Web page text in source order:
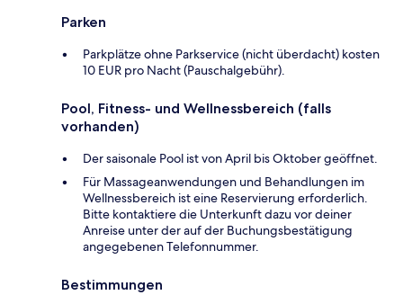
Parken
Parkplätze ohne Parkservice (nicht überdacht) kosten
10 EUR pro Nacht (Pauschalgebühr).
Pool, Fitness- und Wellnessbereich (falls
vorhanden)
Der saisonale Pool ist von April bis Oktober geöffnet.
Für Massageanwendungen und Behandlungen im
Wellnessbereich ist eine Reservierung erforderlich.
Bitte kontaktiere die Unterkunft dazu vor deiner
Anreise unter der auf der Buchungsbestätigung
angegebenen Telefonnummer.
Bestimmungen